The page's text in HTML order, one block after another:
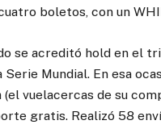
boletos, con un
se acreditó hold en el
Mundial. En esa
vuelacercas de su
gratis. Realizó 58